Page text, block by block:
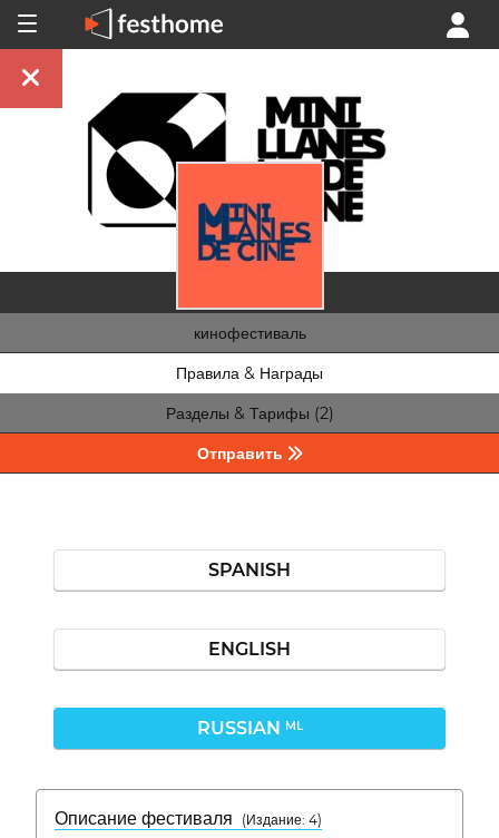
кинофестиваль
Правила & Награды
Разделы & Тарифы (2)
Отправить
SPANISH
ENGLISH
RUSSIAN ML
Описание фестиваля
( Издание: 4)